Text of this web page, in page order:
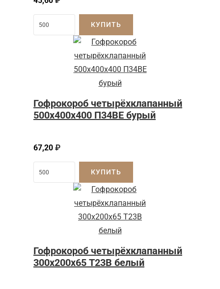
КУПИТЬ
Гофрокороб четырёхклапанный
500x400x400 П34BE бурый
67,20 ₽
КУПИТЬ
Гофрокороб четырёхклапанный
300х200х65 Т23В белый